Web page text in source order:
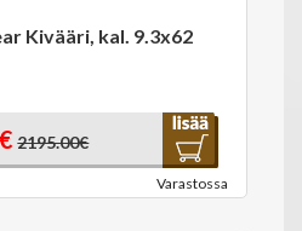
Kivääri, kal. 9.3x62
2195.00€
Varastossa